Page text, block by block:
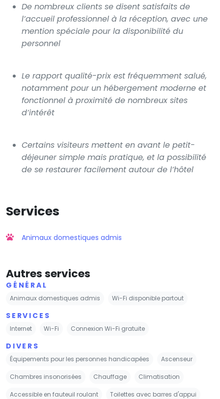
De nombreux clients se disent satisfaits de
l’accueil professionnel à la réception, avec une
mention spéciale pour la disponibilité du
personnel
Le rapport qualité-prix est fréquemment salué,
notamment pour un hébergement moderne et
fonctionnel à proximité de nombreux sites
d’intérêt
Certains visiteurs mettent en avant le petit-
déjeuner simple mais pratique, et la possibilité
de se restaurer facilement autour de l’hôtel
Services
Animaux domestiques admis
Autres services
GÉNÉRAL
Animaux domestiques admis Wi-Fi disponible partout
SERVICES
Internet Wi-Fi Connexion Wi-Fi gratuite
DIVERS
Équipements pour les personnes handicapées Ascenseur
Chambres insonorisées Chauffage Climatisation
Accessible en fauteuil roulant Toilettes avec barres d'appui